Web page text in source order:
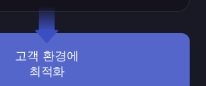
고객 환경에
최적화